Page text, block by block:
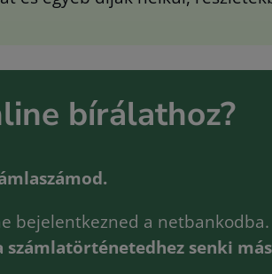
bírálathoz?
bejelentkezned a
senki